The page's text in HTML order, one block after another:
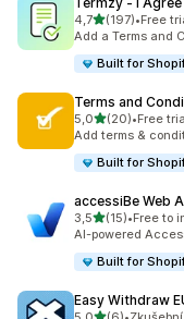
4,7z 5 hvězd
(197)
Celkový počet
•Free
Add a Terms and
Built for
Terms and
5,0z 5 hvězd
(20)
Celkový počet
•Free
Add terms &
Built for
accessiBe Web
3,5z 5 hvězd
(15)
Celkový počet
•Free to
AI-powered
Built for
Easy Withdraw
z 5 hvězd